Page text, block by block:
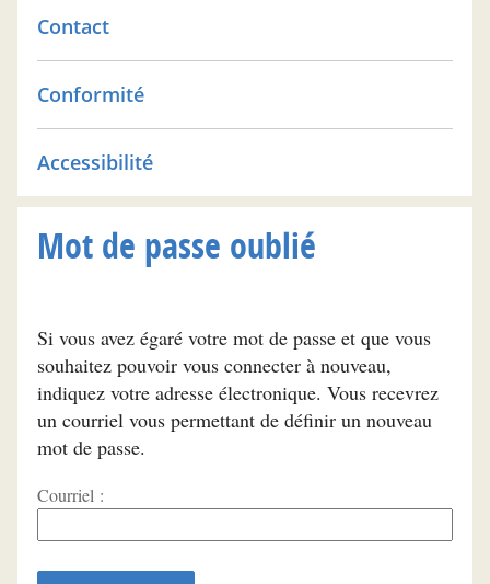
Contact
Conformité
Accessibilité
Mot de passe oublié
Si vous avez égaré votre mot de passe et que vous
souhaitez pouvoir vous connecter à nouveau,
indiquez votre adresse électronique. Vous recevrez
un courriel vous permettant de définir un nouveau
mot de passe.
Courriel :